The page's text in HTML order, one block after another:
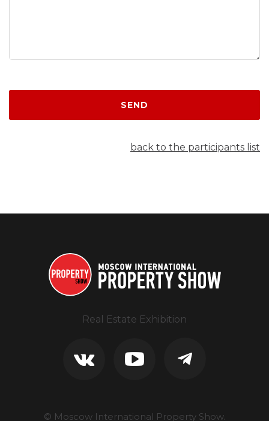
SEND
back to the participants list
Real Estate Exhibition
© Moscow International Property Show.